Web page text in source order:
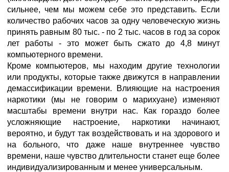
сильнее, чем мы можем себе это представить. Если
количество рабочих часов за одну человеческую жизнь
принять равным 80 тыс. - по 2 тыс. часов в год за сорок
лет работы - это может быть сжато до 4,8 минут
компьютерного времени.
Кроме компьютеров, мы находим другие технологии
или продукты, которые также движутся в направлении
демассификации времени. Влияющие на настроения
наркотики (мы не говорим о марихуане) изменяют
масштабы времени внутри нас. Как гораздо более
усложняющие настроение, наркотики начинают,
вероятно, и будут так воздействовать и на здорового и
на больного, что даже наше внутреннее чувство
времени, наше чувство длительности станет еще более
индивидуализированным и менее универсальным.